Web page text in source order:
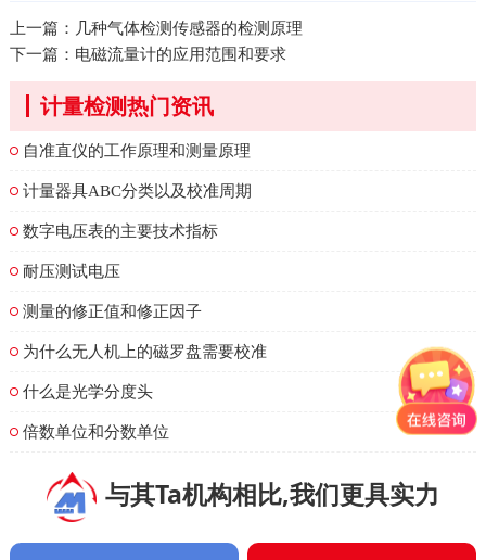
上一篇： 几种气体检测传感器的检测原理
下一篇： 电磁流量计的应用范围和要求
计量检测热门资讯
自准直仪的工作原理和测量原理
计量器具ABC分类以及校准周期
数字电压表的主要技术指标
耐压测试电压
测量的修正值和修正因子
为什么无人机上的磁罗盘需要校准
什么是光学分度头
倍数单位和分数单位
与其Ta机构相比,我们更具实力